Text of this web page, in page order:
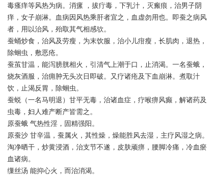
毒瘙痒等风热为病。消瘰 ，拔疔毒，下乳汁，灭瘢痕，治男子阴
痒，女子崩淋。血病因风热乘肝者宜之，血虚勿用也。即蚕之病风
者，用以治风，殆取其气相感欤。
蚕蛹炒食，治风及劳瘦，为末饮服，治小儿疳瘦，长肌肉，退热，
除蛔虫，敷恶疮。
蚕茧甘温，能泻膀胱相火，引清气上潮于口，止消渴。一名蚕蛾，
烧灰酒服，治痈肿无头次日即破。又疗诸疮及下血崩淋。煮取汁
饮，止渴反胃，除蛔虫。
蚕蜕（一名马明退）甘平无毒，治诸血症，疗喉痹风癫，解诸药及
虫毒，妇人难产断产皆需之。
原蚕蛾 气热性淫，固精强阳。
原蚕沙 甘辛温，蚕属火，其性燥，燥能胜风去湿，主疗风湿之病。
淘净晒干，炒黄浸酒，治支节不遂，皮肤顽痹，腰脚冷痛，冷血瘀
血诸病。
缫丝汤 能抑心火，而治消渴。